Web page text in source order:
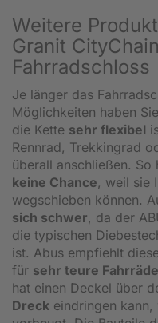
Weitere
Granit
Fahrradschloss
Je länger das
Möglichkeiten haben
die Kette sehr flexibel
Rennrad, Trekkingrad
überall anschließen. So
keine Chance, weil sie
wegschieben können.
sich schwer, da der
die typischen
ist. Abus empfiehlt
für sehr teure
hat einen Deckel über
Dreck eindringen